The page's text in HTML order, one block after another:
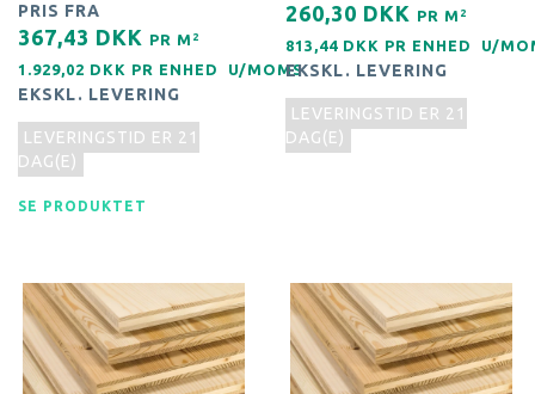
PRIS FRA
367,43 DKK PR M 2
1.929,02 DKK PR ENHED U/MOMS
EKSKL. LEVERING
LEVERINGSTID ER 21
DAG(E)
SE PRODUKTET
260,30 DKK PR M 2
813,44 DKK PR ENHED U/
EKSKL. LEVERING
LEVERINGSTID ER 21
DAG(E)